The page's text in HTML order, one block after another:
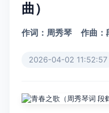
曲）
作词：周秀琴 作曲：
2026-04-02 11:52:57